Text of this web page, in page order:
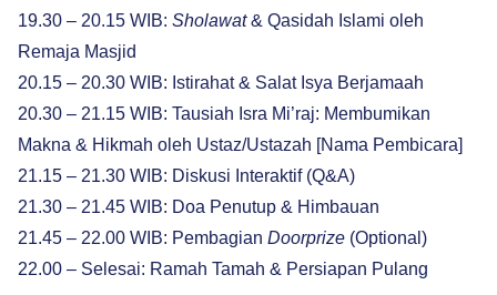
19.30 – 20.15 WIB: Sholawat& Qasidah Islami oleh
Remaja Masjid
20.15 – 20.30 WIB: Istirahat & Salat Isya Berjamaah
20.30 – 21.15 WIB: Tausiah Isra Mi’raj: Membumikan
Makna & Hikmah oleh Ustaz/Ustazah [Nama Pembicara]
21.15 – 21.30 WIB: Diskusi Interaktif (Q&A)
21.30 – 21.45 WIB: Doa Penutup & Himbauan
21.45 – 22.00 WIB: Pembagian Doorprize (Optional)
22.00 – Selesai: Ramah Tamah & Persiapan Pulang